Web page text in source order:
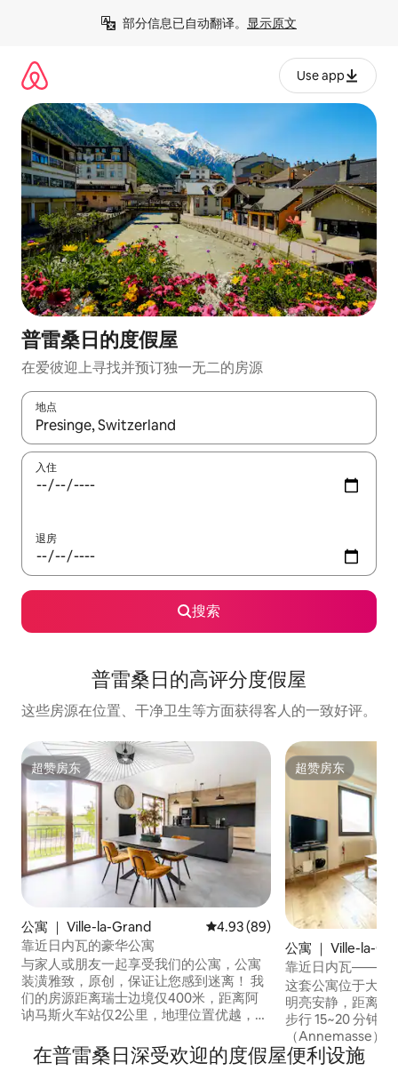
部分信息已自动翻译。 显示原文
Use app
普雷桑日的度假屋
在爱彼迎上寻找并预订独一无二的房源
地点
如有搜索结果，请使用上下方向键查看，或通过点击或滑动手势
入住
退房
搜索
普雷桑日的高评分度假屋
这些房源在位置、干净卫生等方面获得客人的一致好评。
超赞房东
超赞房东
公寓 ｜ Ville-la-Grand 平均评分 4.93 分（满分 5 分）
4.93 (89)
靠近日内瓦的豪华公寓
与家人或朋友一起享受我们的公寓，公寓
装潢雅致，原创，保证让您感到迷离！ 我
们的房源距离瑞士边境仅400米，距离阿
讷马斯火车站仅2公里，地理位置优越，方
内瓦湖。 距离日内瓦市中心20分钟车程，
距离萨雷布30分钟车程，距离中世纪村庄
超赞房东
超赞房东
公寓 ｜ Ville-la-
靠近日内瓦——15
（Annemasse）
这套公寓位于大
明亮安静，距离瑞
步行 15~20 分钟
（Annemasse）
Expresso 前往日
旅或家庭度假，室
在普雷桑日深受欢迎的度假屋便利设施